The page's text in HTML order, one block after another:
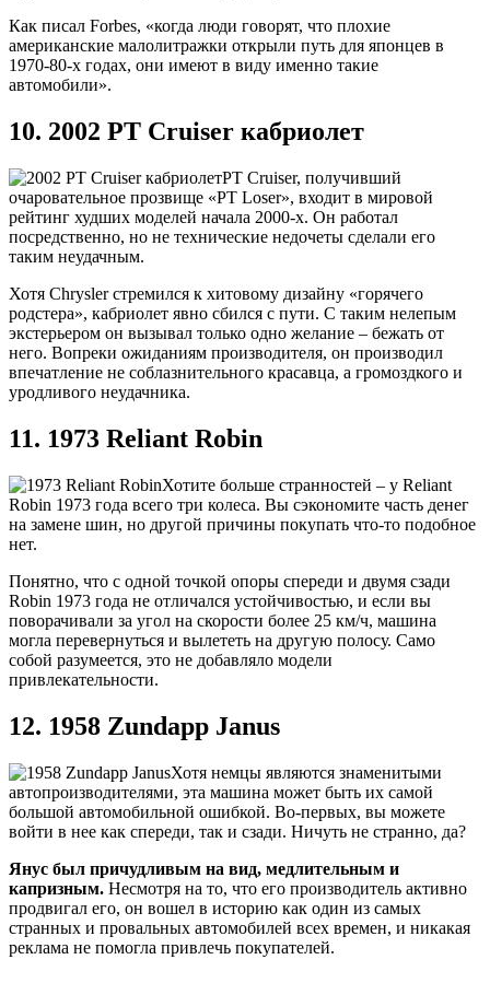
Как писал Forbes, «когда люди говорят, что плохие
американские малолитражки открыли путь для японцев в
1970-80-х годах, они имеют в виду именно такие
автомобили».
10. 2002 PT Cruiser кабриолет
PT Cruiser, получивший
очаровательное прозвище «PT Loser», входит в мировой
рейтинг худших моделей начала 2000-х. Он работал
посредственно, но не технические недочеты сделали его
таким неудачным.
Хотя Chrysler стремился к хитовому дизайну «горячего
родстера», кабриолет явно сбился с пути. С таким нелепым
экстерьером он вызывал только одно желание – бежать от
него. Вопреки ожиданиям производителя, он производил
впечатление не соблазнительного красавца, а громоздкого и
уродливого неудачника.
11. 1973 Reliant Robin
Хотите больше странностей – у Reliant
Robin 1973 года всего три колеса. Вы сэкономите часть денег
на замене шин, но другой причины покупать что-то подобное
нет.
Понятно, что с одной точкой опоры спереди и двумя сзади
Robin 1973 года не отличался устойчивостью, и если вы
поворачивали за угол на скорости более 25 км/ч, машина
могла перевернуться и вылететь на другую полосу. Само
собой разумеется, это не добавляло модели
привлекательности.
12. 1958 Zundapp Janus
Хотя немцы являются знаменитыми
автопроизводителями, эта машина может быть их самой
большой автомобильной ошибкой. Во-первых, вы можете
войти в нее как спереди, так и сзади. Ничуть не странно, да?
Янус был причудливым на вид, медлительным и
капризным. Несмотря на то, что его производитель активно
продвигал его, он вошел в историю как один из самых
странных и провальных автомобилей всех времен, и никакая
реклама не помогла привлечь покупателей.